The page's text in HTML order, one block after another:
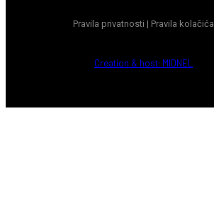
Pravila privatnosti | Pravila kolačića
Creation & host: MIDNEL